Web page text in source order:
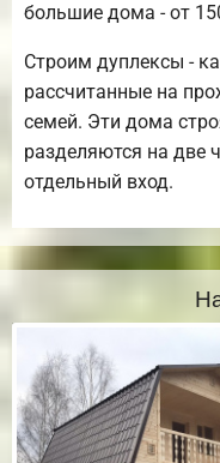
большие дома - от
Строим дуплексы -
рассчитанные на
семей. Эти дома
разделяются на две
отдельный вход.